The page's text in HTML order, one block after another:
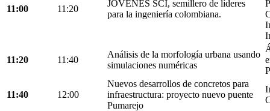
11:00 11:20
JÓVENES SCI, semillero de líderes
para la ingeniería colombiana.
11:20 11:40
Análisis de la morfología urbana usando
simulaciones numéricas
11:40 12:00
Nuevos desarrollos de concretos para
infraestructura: proyecto nuevo puente
Pumarejo